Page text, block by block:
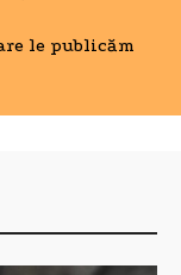
le publicăm